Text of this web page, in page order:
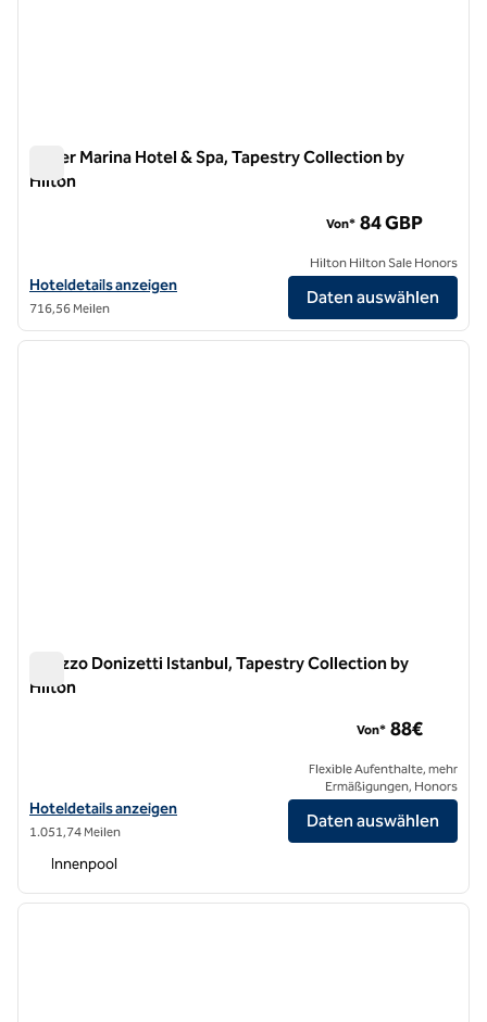
Dover Marina Hotel & Spa, Tapestry Collection by
Hilton
Hoteldetails für Dover Marina Hotel & Spa, Tapestry Collection by
Hoteldetails anzeigen
716,56 Meilen
Von* 84 GBP
Hilton Hilton Sale Honors
Daten auswählen
1/12
1 von 12
Palazzo Donizetti Istanbul, Tapestry Collection by
Hilton
Hoteldetails zum Palazzo Donizetti Istanbul, Tapestry Collection by
Hoteldetails anzeigen
1.051,74 Meilen
Von* 88€
Flexible Aufenthalte, mehr
Ermäßigungen, Honors
Daten auswählen
Innenpool
1 von 12